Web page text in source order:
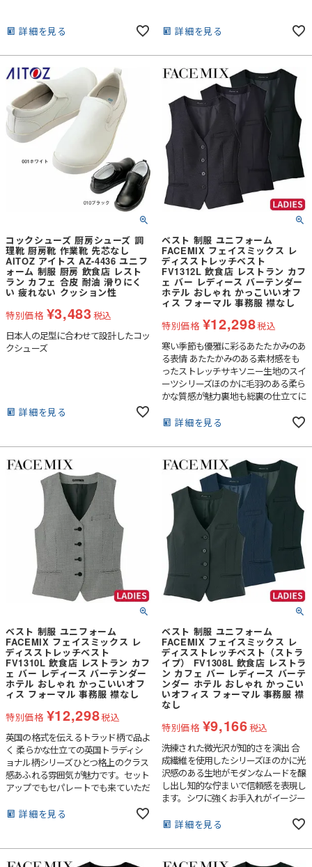
詳細を見る 詳細を見る
コックシューズ 厨房シューズ 調
理靴 厨房靴 作業靴 先芯なし
AITOZ アイトス AZ-4436 ユニフ
ォーム 制服 厨房 飲食店 レスト
ラン カフェ 合皮 耐油 滑りにく
い 疲れない クッション性
特別価格 ¥3,483税込
日本人の足型に合わせて設計したコッ
クシューズ
詳細を見る
ベスト 制服 ユニフォーム
FACEMIX フェイスミックス レ
ディスストレッチベスト
FV1312L 飲食店 レストラン カフ
ェ バー レディース バーテンダー
ホテル おしゃれ かっこいいオフ
ィス フォーマル 事務服 襟なし
特別価格 ¥12,298税込
寒い季節も優雅に彩るあたたかみのあ
る表情 あたたかみのある素材感をも
ったストレッチサキソニー生地のスイ
ーツシリーズほのかに毛羽のある柔ら
かな質感が魅力裏地も総裏の仕立てに
詳細を見る
ベスト 制服 ユニフォーム
FACEMIX フェイスミックス レ
ディスストレッチベスト
FV1310L 飲食店 レストラン カフ
ェ バー レディース バーテンダー
ホテル おしゃれ かっこいいオフ
ィス フォーマル 事務服 襟なし
特別価格 ¥12,298税込
英国の格式を伝えるトラッド柄で品よ
く 柔らかな仕立ての英国トラディシ
ョナル柄シリーズひとつ格上のクラス
感あふれる雰囲気が魅力です。セット
アップでもセパレートでも来ていただ
詳細を見る
ベスト 制服 ユニフォーム
FACEMIX フェイスミックス レ
ディスストレッチベスト（ストラ
イプ） FV1308L 飲食店 レストラ
ン カフェ バー レディース バーテ
ンダー ホテル おしゃれ かっこい
いオフィス フォーマル 事務服 襟
なし
特別価格 ¥9,166税込
洗練された微光沢が知的さを演出 合
成繊維を使用したシリーズほのかに光
沢感のある生地がモダンなムードを醸
し出し知的な佇まいで信頼感を表現し
ます。シワに強くお手入れがイージー
詳細を見る